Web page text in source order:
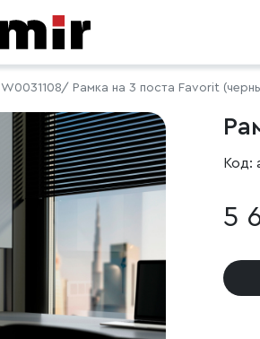
W0031108/ Рамка на 3 поста Favorit
Код:
5